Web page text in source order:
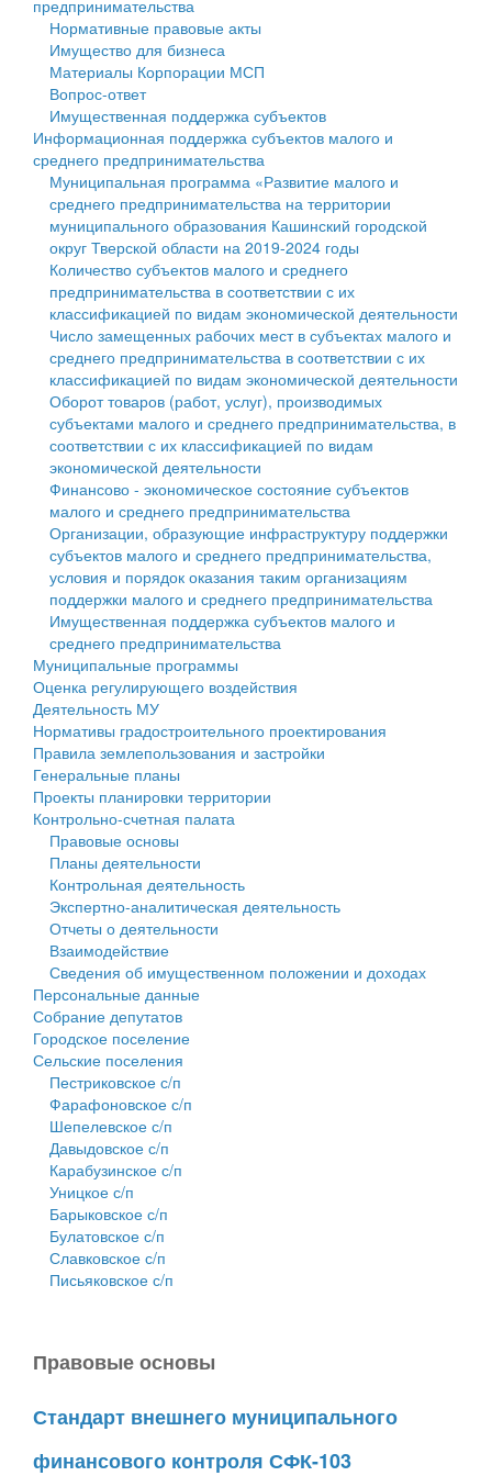
Государственные услуги
Промышленность и АПК
Экономика и бизнес
...
Символика
Устав
Гостям округа
Туризм
Культура
Образование
Здравоохранение
Социальная защита
Фотоальбом
муниципального округа Тверской области
Администрация Кашинского муниципального округа
Тверской области
Управление сельскими территориями
Открытые данные
Работа с обращениями граждан
Муниципальный контроль
Муниципальные услуги
Проекты административных регламентов
Антимонопольный комплаенс
Противодействие коррупции
Финансовое управление
Бюджет для граждан
Имущество
Выявление правообладателей ранее учтенных
объектов недвижимости
Имущественная поддержка субъектов малого и
среднего предпринимательства
Информационная поддержка субъектов малого и
среднего предпринимательства
Муниципальные программы
Контрольно-счетная палата
Персональные данные
Оценка регулирующего воздействия
Деятельность МУ
Нормативы градостроительного проектирования
Правила землепользования и застройки
Генеральные планы
Проекты планировки территории
Собрание депутатов
Городское поселение
Сельские поселения
предпринимательства
Нормативные правовые акты
Имущество для бизнеса
Материалы Корпорации МСП
Вопрос-ответ
Имущественная поддержка субъектов
Информационная поддержка субъектов малого и
среднего предпринимательства
Муниципальная программа «Развитие малого и
среднего предпринимательства на территории
муниципального образования Кашинский городской
округ Тверской области на 2019-2024 годы
Количество субъектов малого и среднего
предпринимательства в соответствии с их
классификацией по видам экономической деятельности
Число замещенных рабочих мест в субъектах малого и
среднего предпринимательства в соответствии с их
классификацией по видам экономической деятельности
Оборот товаров (работ, услуг), производимых
субъектами малого и среднего предпринимательства, в
соответствии с их классификацией по видам
экономической деятельности
Финансово - экономическое состояние субъектов
малого и среднего предпринимательства
Организации, образующие инфраструктуру поддержки
субъектов малого и среднего предпринимательства,
условия и порядок оказания таким организациям
поддержки малого и среднего предпринимательства
Имущественная поддержка субъектов малого и
среднего предпринимательства
Муниципальные программы
Оценка регулирующего воздействия
Деятельность МУ
Нормативы градостроительного проектирования
Правила землепользования и застройки
Генеральные планы
Проекты планировки территории
Контрольно-счетная палата
Правовые основы
Планы деятельности
Контрольная деятельность
Экспертно-аналитическая деятельность
Отчеты о деятельности
Взаимодействие
Сведения об имущественном положении и доходах
Персональные данные
Собрание депутатов
Городское поселение
Сельские поселения
Пестриковское с/п
Фарафоновское с/п
Шепелевское с/п
Давыдовское с/п
Карабузинское с/п
Уницкое с/п
Барыковское с/п
Булатовское с/п
Славковское с/п
Письяковское с/п
Правовые основы
Стандарт внешнего муниципального
финансового контроля СФК-103